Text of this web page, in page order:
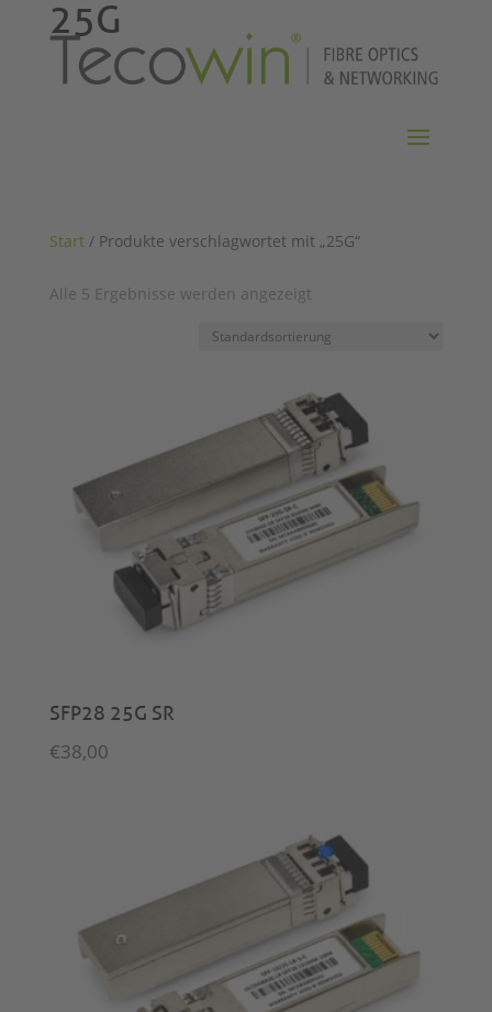
Start/ Produkte verschlagwortet mit „25G“
25G
Alle 5 Ergebnisse werden angezeigt
SFP28 25G SR
€38,00